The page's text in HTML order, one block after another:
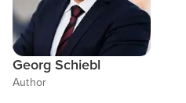
Georg Schiebl
Author